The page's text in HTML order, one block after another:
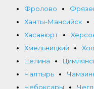
Фролово
Ханты-Мансийск
Хасавюрт
Хмельницкий
Целина
Чалтырь
Чебоксары